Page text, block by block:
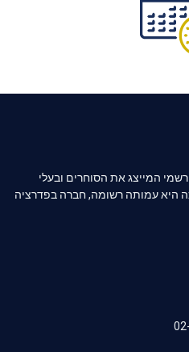
המייצג את הסוחרים ובעלי
היא עמותה רשומה, חברה בפדרציה